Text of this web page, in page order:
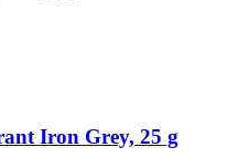
Iron Grey, 25 g